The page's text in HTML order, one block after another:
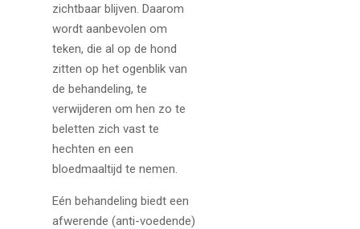
zichtbaar blijven. Daarom
wordt aanbevolen om
teken, die al op de hond
zitten op het ogenblik van
de behandeling, te
verwijderen om hen zo te
beletten zich vast te
hechten en een
bloedmaaltijd te nemen.
Eén behandeling biedt een
afwerende (anti-voedende)